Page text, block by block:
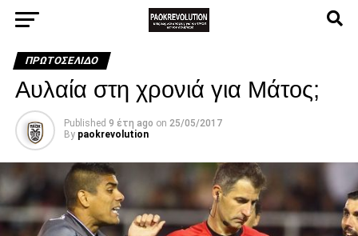
ΠΡΩΤΟΣΈΛΙΔΟ
Αυλαία στη χρονιά για Μάτος;
Published 9 έτη ago on 25/05/2017
By paokrevolution